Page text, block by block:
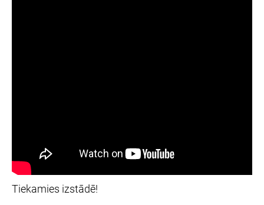
Tiekamies izstādē!